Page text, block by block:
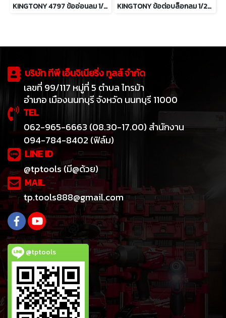
KINGTONY 4797 ข้ออ่อนลม 1/2" ความยาว 67mm. KINGTONY ข้อต่อบล็อกลม 1/2" ความยาว 3, 5, 10 นิ้ว
บริษัท ทีพี เอ็นจิเนียริ่ง ทูลส์ จำกัด
เลขที่ 99/117 หมู่ที่ 5 ตำบล ไทรม้า
อำเภอ เมืองนนทบุรี จังหวัด นนทบุรี 11000
TEL
062-965-6663 (08.30-17.00) สำนักงาน
094-784-8402 (ฟิล์ม)
LINE ID
@tptools (มี@ด้วย)
MAIL
tp.tools888@gmail.com
@tptools